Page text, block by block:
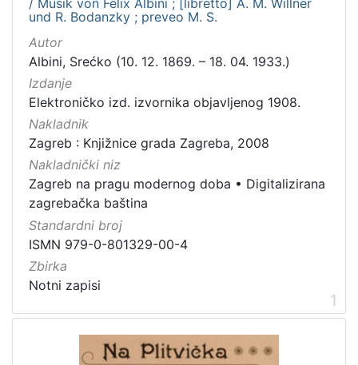
Nakladnička
cjelina
Zagreb na pragu modernog doba
Digitalizirana zagrebačka baština
Vrsta
građe
notna građa
und R. Bodanzky ; preveo M. S.
Autor
Albini, Srećko (10. 12. 1869. – 18. 04. 1933.)
Izdanje
Elektroničko izd. izvornika objavljenog 1908.
Nakladnik
Zagreb : Knjižnice grada Zagreba, 2008
Nakladnički niz
Zagreb na pragu modernog doba • Digitalizirana
zagrebačka baština
Standardni broj
ISMN 979-0-801329-00-4
Zbirka
Notni zapisi
1